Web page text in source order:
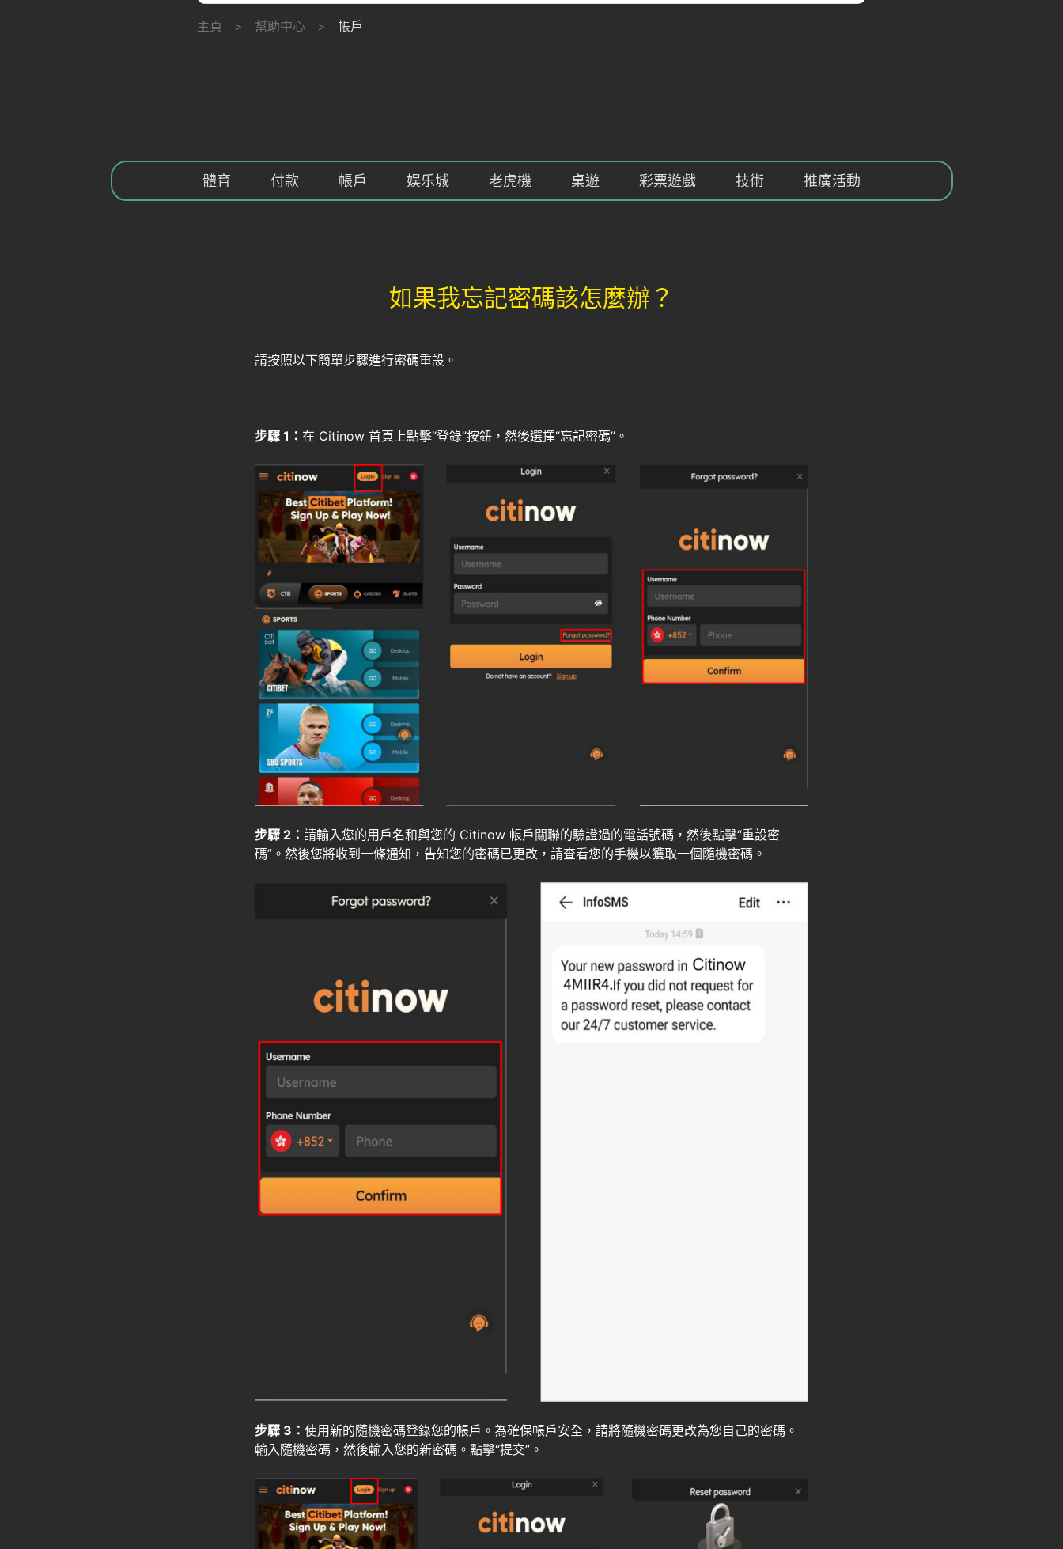
主頁 > 幫助中心 > 帳戶
體育 付款 帳戶 娱乐城 老虎機 桌遊 彩票遊戲 技術 推廣活動
如果我忘記密碼該怎麼辦？
請按照以下簡單步驟進行密碼重設。
步驟 1： 在 Citinow 首頁上點擊“登錄”按鈕，然後選擇“忘記密碼”。
步驟 2： 請輸入您的用戶名和與您的 Citinow 帳戶關聯的驗證過的電話號碼，然後點擊“重設密
碼”。然後您將收到一條通知，告知您的密碼已更改，請查看您的手機以獲取一個隨機密碼。
步驟 3： 使用新的隨機密碼登錄您的帳戶。為確保帳戶安全，請將隨機密碼更改為您自己的密碼。
輸入隨機密碼，然後輸入您的新密碼。點擊“提交”。